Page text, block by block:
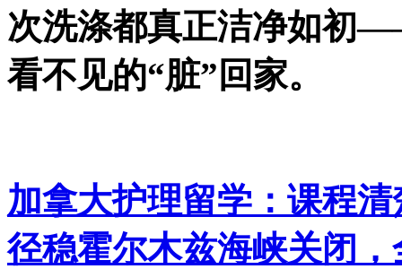
次洗涤都真正洁净如初
看不见的“脏”回家。
加拿大护理留学：课程
径稳霍尔木兹海峡关闭